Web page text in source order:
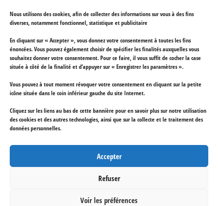
Nous utilisons des cookies, afin de collecter des informations sur vous à des fins
diverses, notamment fonctionnel, statistique et publicitaire
En cliquant sur « Accepter », vous donnez votre consentement à toutes les fins
énoncées. Vous pouvez également choisir de spécifier les finalités auxquelles vous
souhaitez donner votre consentement. Pour ce faire, il vous suffit de cocher la case
située à côté de la finalité et d’appuyer sur « Enregistrer les paramètres ».
Vous pouvez à tout moment révoquer votre consentement en cliquant sur la petite
icône située dans le coin inférieur gauche du site Internet.
Cliquez sur les liens au bas de cette bannière pour en savoir plus sur notre utilisation
des cookies et des autres technologies, ainsi que sur la collecte et le traitement des
données personnelles.
Accepter
Refuser
Voir les préférences
Spécialiste Intégration, Muséographie, Équipements de Salles
À propos de TSE
Équipements de lieux
Muséographie et scénographie